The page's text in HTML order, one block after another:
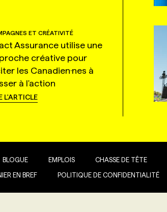
ET CRÉATIVITÉ
Assurance utilise une
créative pour
les Canadien·nes à
à l'action
L'ARTICLE
BLOGUE EMPLOIS CHASSE DE TÊTE
EN BREF POLITIQUE DE CONFIDENTIALITÉ